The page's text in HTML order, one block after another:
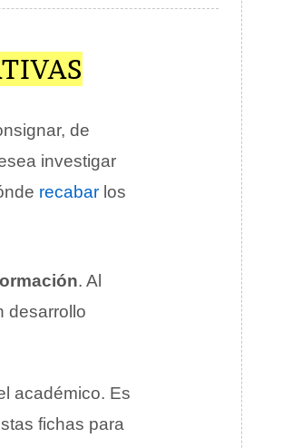
de
investigar
recabar los
. Al
desarrollo
académico. Es
fichas para